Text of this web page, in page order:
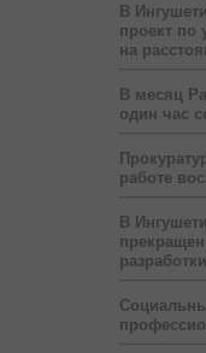
В
проект по
на
В месяц
один час
работе
В